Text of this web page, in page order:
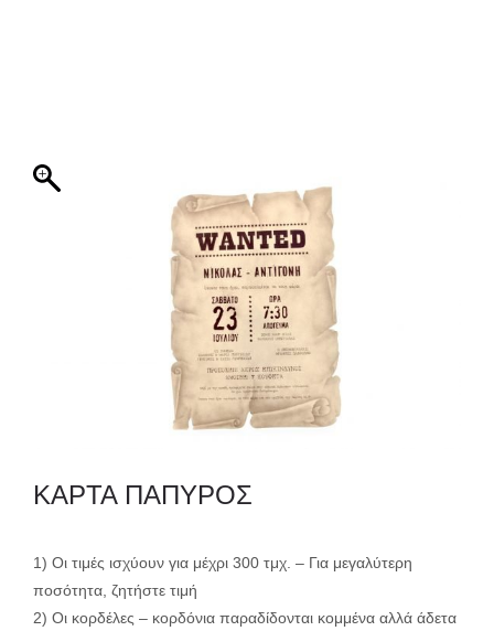
ΠΡΟΣΚΛΗΤΗΡΙΟ
ΚΑΡΤΑ ΠΑΠΥΡΟΣ
1) Οι τιμές ισχύουν για μέχρι 300 τμχ. – Για μεγαλύτερη
ποσότητα, ζητήστε τιμή
2) Οι κορδέλες – κορδόνια παραδίδονται κομμένα αλλά άδετα